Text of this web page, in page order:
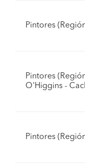
Pintores
Pintores
O'Higgins -
Pintores